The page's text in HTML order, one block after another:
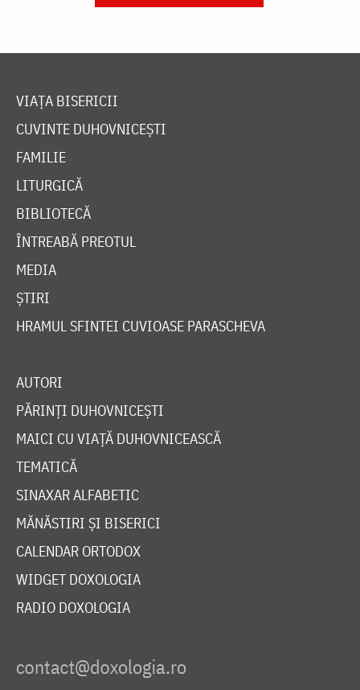
VIAȚA BISERICII
CUVINTE DUHOVNICEȘTI
FAMILIE
LITURGICĂ
BIBLIOTECĂ
ÎNTREABĂ PREOTUL
MEDIA
ȘTIRI
HRAMUL SFINTEI CUVIOASE PARASCHEVA
AUTORI
PĂRINȚI DUHOVNICEȘTI
MAICI CU VIAȚĂ DUHOVNICEASCĂ
TEMATICĂ
SINAXAR ALFABETIC
MĂNĂSTIRI ȘI BISERICI
CALENDAR ORTODOX
WIDGET DOXOLOGIA
RADIO DOXOLOGIA